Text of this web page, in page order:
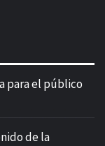
para el público
de la